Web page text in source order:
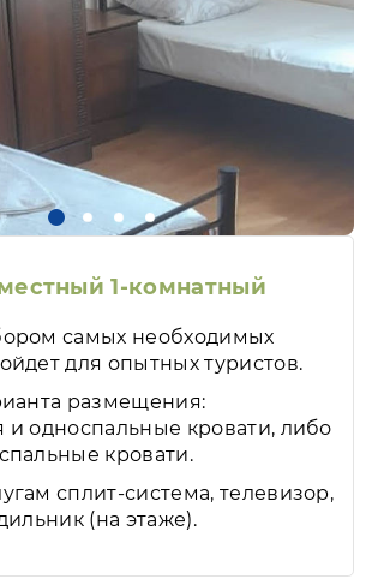
1-комнатный
самых необходимых
для опытных туристов.
размещения:
и односпальные кровати, либо
кровати.
сплит-система, телевизор,
(на этаже).